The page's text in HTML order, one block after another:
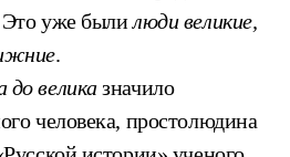
Это уже былилюди великие,
.
до великазначило
человека, простолюдина